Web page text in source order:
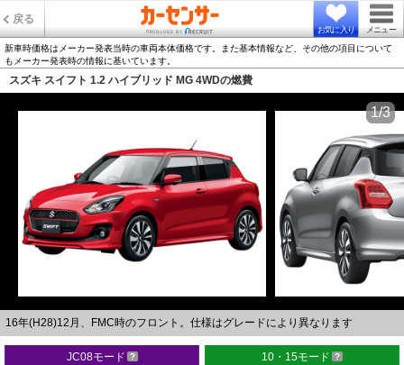
戻る
お気に入り メニュー
新車時価格はメーカー発表当時の車両本体価格です。また基本情報など、その他の項目について
もメーカー発表時の情報に基いています。
スズキ スイフト 1.2 ハイブリッド MG 4WDの燃費
16年(H28)12月、FMC時のフロント。仕様はグレードにより異なります
1/3
JC08モード 10・15モード